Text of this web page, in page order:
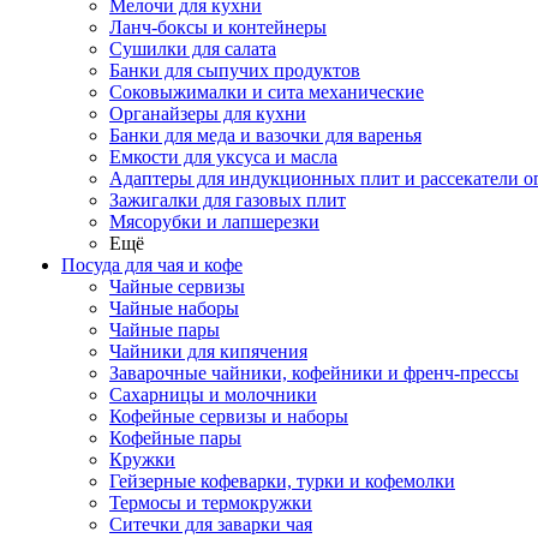
Мелочи для кухни
Ланч-боксы и контейнеры
Сушилки для салата
Банки для сыпучих продуктов
Соковыжималки и сита механические
Органайзеры для кухни
Банки для меда и вазочки для варенья
Емкости для уксуса и масла
Адаптеры для индукционных плит и рассекатели
Зажигалки для газовых плит
Мясорубки и лапшерезки
Ещё
Посуда для чая и кофе
Чайные сервизы
Чайные наборы
Чайные пары
Чайники для кипячения
Заварочные чайники, кофейники и френч-прессы
Сахарницы и молочники
Кофейные сервизы и наборы
Кофейные пары
Кружки
Гейзерные кофеварки, турки и кофемолки
Термосы и термокружки
Ситечки для заварки чая